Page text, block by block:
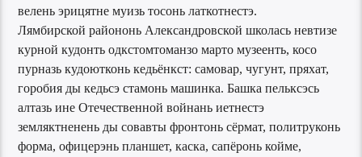
велень эрицятне муизь тосонь латкотнестэ.
Лямбирской райононь Александровской школась невтизе
курной кудонть одкстомтоманзо марто музеенть, косо
пурназь кудоютконь кедьёнкст: самовар, чугунт, пряхат,
горобия ды кедьсэ стамонь машинка. Башка пельксэсь
алтазь ине Отечественной войнань иетнестэ
земляктненень ды совавты фронтонь сёрмат, политруконь
форма, офицерэнь планшет, каска, сапёронь койме,